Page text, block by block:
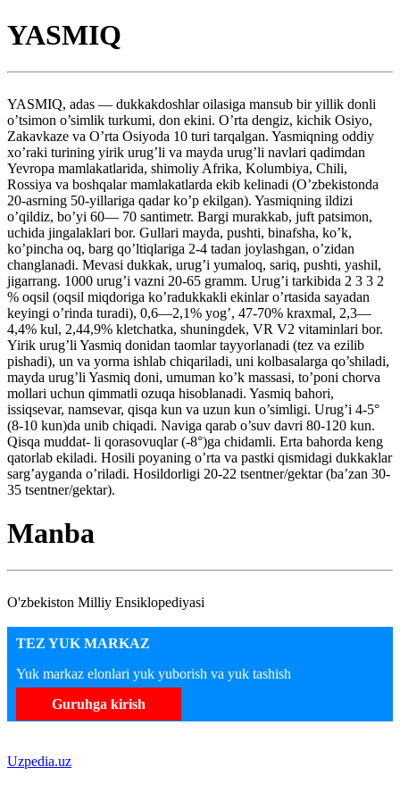
YASMIQ
YASMIQ, adas — dukkakdoshlar oilasiga mansub bir yillik donli
o’tsimon o’simlik turkumi, don ekini. O’rta dengiz, kichik Osiyo,
Zakavkaze va O’rta Osiyoda 10 turi tarqalgan. Yasmiqning oddiy
xo’raki turining yirik urug’li va mayda urug’li navlari qadimdan
Yevropa mamlakatlarida, shimoliy Afrika, Kolumbiya, Chili,
Rossiya va boshqalar mamlakatlarda ekib kelinadi (O’zbekistonda
20-asrning 50-yillariga qadar ko’p ekilgan). Yasmiqning ildizi
o’qildiz, bo’yi 60— 70 santimetr. Bargi murakkab, juft patsimon,
uchida jingalaklari bor. Gullari mayda, pushti, binafsha, ko’k,
ko’pincha oq, barg qo’ltiqlariga 2-4 tadan joylashgan, o’zidan
changlanadi. Mevasi dukkak, urug’i yumaloq, sariq, pushti, yashil,
jigarrang. 1000 urug’i vazni 20-65 gramm. Urug’i tarkibida 2 3 3 2
% oqsil (oqsil miqdoriga ko’radukkakli ekinlar o’rtasida sayadan
keyingi o’rinda turadi), 0,6—2,1% yog’, 47-70% kraxmal, 2,3—
4,4% kul, 2,44,9% kletchatka, shuningdek, VR V2 vitaminlari bor.
Yirik urug’li Yasmiq donidan taomlar tayyorlanadi (tez va ezilib
pishadi), un va yorma ishlab chiqariladi, uni kolbasalarga qo’shiladi,
mayda urug’li Yasmiq doni, umuman ko’k massasi, to’poni chorva
mollari uchun qimmatli ozuqa hisoblanadi. Yasmiq bahori,
issiqsevar, namsevar, qisqa kun va uzun kun o’simligi. Urug’i 4-5°
(8-10 kun)da unib chiqadi. Naviga qarab o’suv davri 80-120 kun.
Qisqa muddat- li qorasovuqlar (-8°)ga chidamli. Erta bahorda keng
qatorlab ekiladi. Hosili poyaning o’rta va pastki qismidagi dukkaklar
sarg’ayganda o’riladi. Hosildorligi 20-22 tsentner/gektar (ba’zan 30-
35 tsentner/gektar).
Manba
O'zbekiston Milliy Ensiklopediyasi
TEZ YUK MARKAZ
Yuk markaz elonlari yuk yuborish va yuk tashish
Guruhga kirish
Uzpedia.uz